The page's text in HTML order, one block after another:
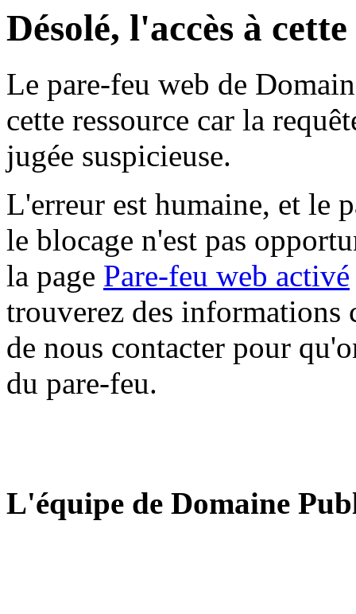
Désolé, l'accès à
Le pare-feu web de
cette ressource car la
jugée suspicieuse.
L'erreur est humaine, et le
le blocage n'est pas
la page Pare-feu web activé
trouverez des informations
de nous contacter pour
du pare-feu.
L'équipe de Domaine